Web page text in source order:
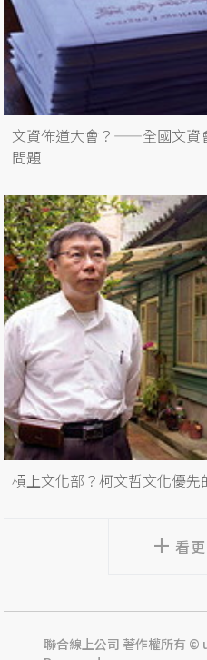
文資佈道大會？——全國文資
問題
槓上文化部？柯文哲文化優先
看
聯合線上公司 著作權所有